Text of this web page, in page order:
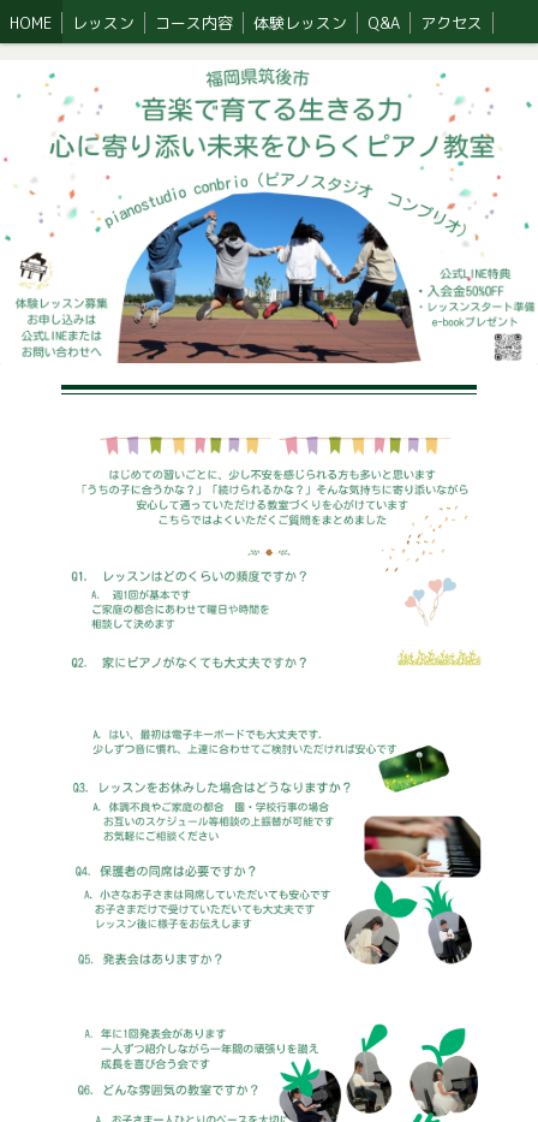
HOME レッスン コース内容 体験レッスン Q&A アクセス